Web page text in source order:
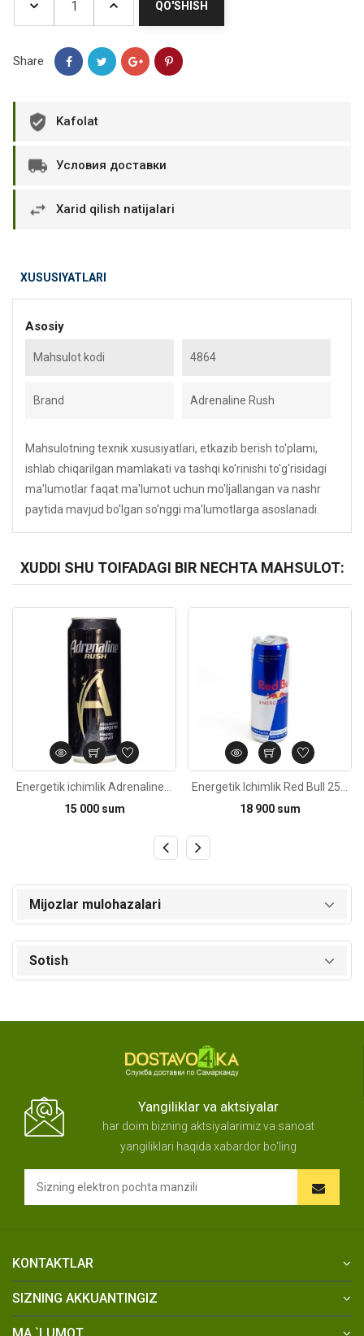
QO'SHISH
Share
Kafolat
Условия доставки
Xarid qilish natijalari
XUSUSIYATLARI
Asosiy
Mahsulot kodi 4864
Brand Adrenaline Rush
Mahsulotning texnik xususiyatlari, etkazib berish to'plami,
ishlab chiqarilgan mamlakati va tashqi ko'rinishi to'g'risidagi
ma'lumotlar faqat ma'lumot uchun mo'ljallangan va nashr
paytida mavjud bo'lgan so'nggi ma'lumotlarga asoslanadi.
XUDDI SHU TOIFADAGI BIR NECHTA MAHSULOT:
15 000 sum
18 900 sum
Mijozlar mulohazalari
Sotish
Yangiliklar va aktsiyalar
har doim bizning aktsiyalarimiz va sanoat
yangiliklari haqida xabardor bo'ling
KONTAKTLAR
SIZNING AKKUANTINGIZ
MA `LUMOT